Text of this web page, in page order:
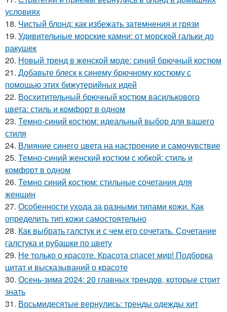
условиях
18. Чистый блонд: как избежать затемнения и грязи
19. Удивительные морские камни: от морской гальки до
ракушек
20. Новый тренд в женской моде: синий брючный костюм
21. Добавьте блеск к синему брючному костюму с
помощью этих бижутерийных идей
22. Восхитительный брючный костюм василькового
цвета: стиль и комфорт в одном
23. Темно-синий костюм: идеальный выбор для вашего
стиля
24. Влияние синего цвета на настроение и самочувствие
25. Темно-синий женский костюм с юбкой: стиль и
комфорт в одном
26. Темно синий костюм: стильные сочетания для
женщин
27. Особенности ухода за разными типами кожи. Как
определить тип кожи самостоятельно
28. Как выбрать галстук и с чем его сочетать. Сочетание
галстука и рубашки по цвету
29. Не только о красоте. Красота спасет мир! Подборка
цитат и высказываний о красоте
30. Осень-зима 2024: 20 главных трендов, которые стоит
знать
31. Восьмидесятые вернулись: тренды одежды хит